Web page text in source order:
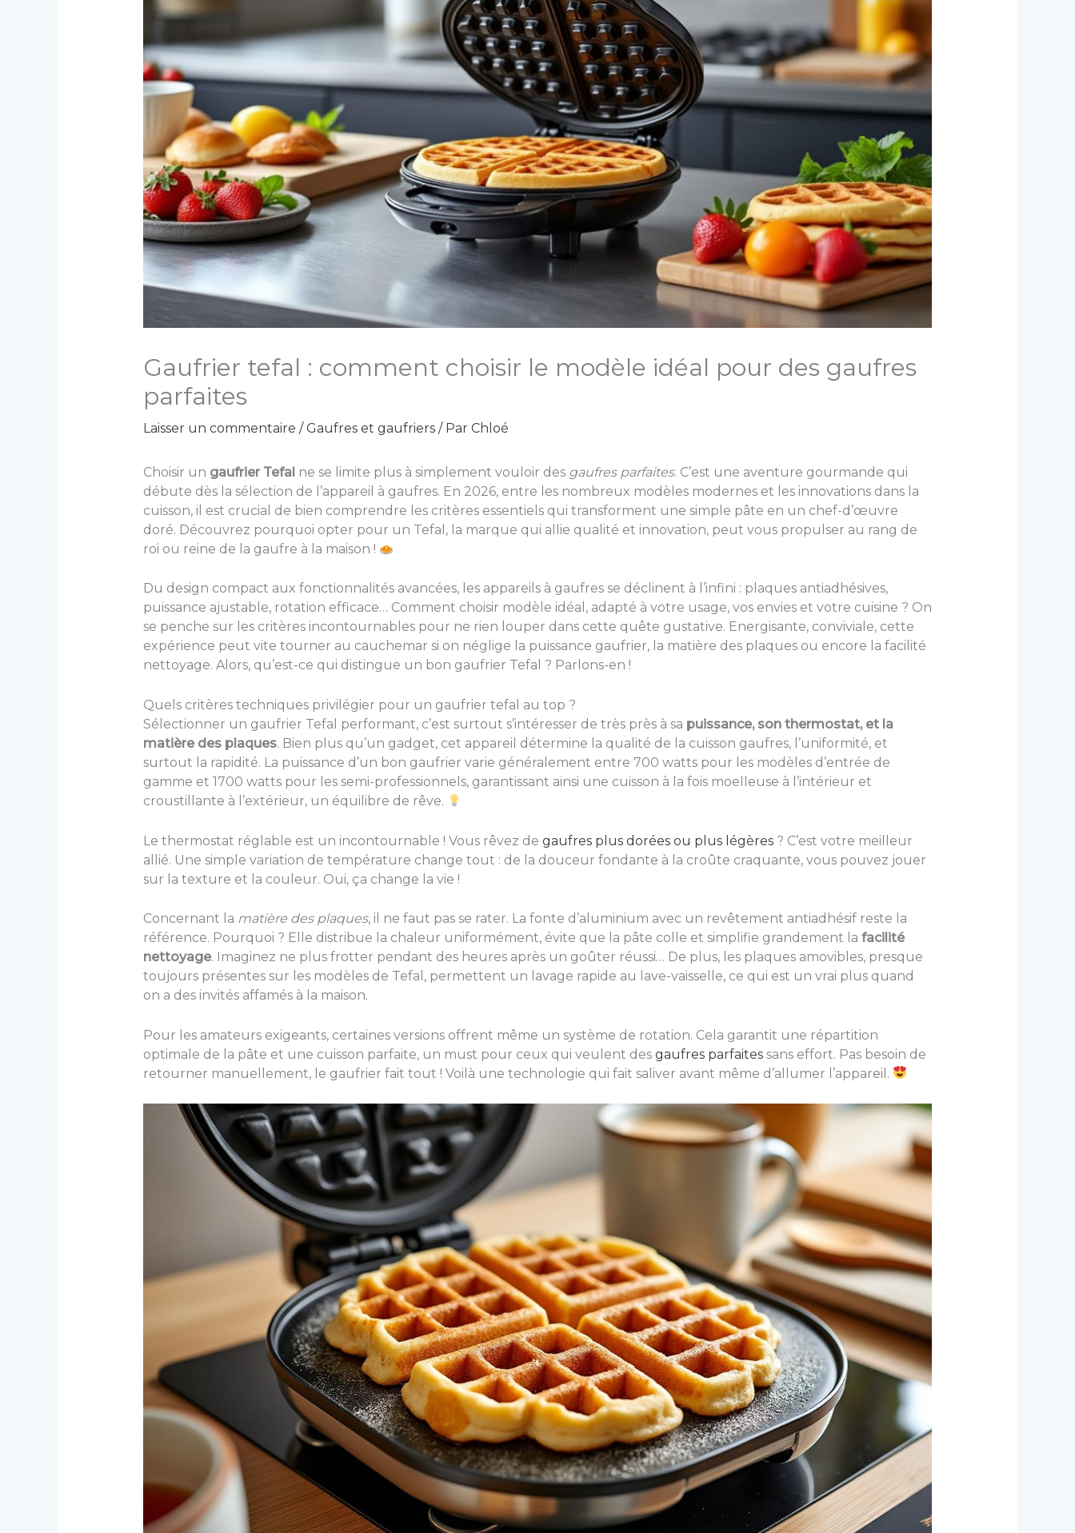
Gaufrier tefal : comment choisir le modèle idéal pour des gaufres
parfaites
Laisser un commentaire /Gaufres et gaufriers/ Par Chloé
Choisir un gaufrier Tefal ne se limite plus à simplement vouloir des gaufres parfaites. C’est une aventure gourmande qui
débute dès la sélection de l’appareil à gaufres. En 2026, entre les nombreux modèles modernes et les innovations dans la
cuisson, il est crucial de bien comprendre les critères essentiels qui transforment une simple pâte en un chef-d’œuvre
doré. Découvrez pourquoi opter pour un Tefal, la marque qui allie qualité et innovation, peut vous propulser au rang de
roi ou reine de la gaufre à la maison !
Du design compact aux fonctionnalités avancées, les appareils à gaufres se déclinent à l’infini : plaques antiadhésives,
puissance ajustable, rotation efficace… Comment choisir modèle idéal, adapté à votre usage, vos envies et votre cuisine ? On
se penche sur les critères incontournables pour ne rien louper dans cette quête gustative. Energisante, conviviale, cette
expérience peut vite tourner au cauchemar si on néglige la puissance gaufrier, la matière des plaques ou encore la facilité
nettoyage. Alors, qu’est-ce qui distingue un bon gaufrier Tefal ? Parlons-en !
Quels critères techniques privilégier pour un gaufrier tefal au top ?
Sélectionner un gaufrier Tefal performant, c’est surtout s’intéresser de très près à sa puissance, son thermostat, et la
matière des plaques. Bien plus qu’un gadget, cet appareil détermine la qualité de la cuisson gaufres, l’uniformité, et
surtout la rapidité. La puissance d’un bon gaufrier varie généralement entre 700 watts pour les modèles d’entrée de
gamme et 1700 watts pour les semi-professionnels, garantissant ainsi une cuisson à la fois moelleuse à l’intérieur et
croustillante à l’extérieur, un équilibre de rêve.
Le thermostat réglable est un incontournable ! Vous rêvez de gaufres plus dorées ou plus légères? C’est votre meilleur
allié. Une simple variation de température change tout : de la douceur fondante à la croûte craquante, vous pouvez jouer
sur la texture et la couleur. Oui, ça change la vie !
Concernant la matière des plaques, il ne faut pas se rater. La fonte d’aluminium avec un revêtement antiadhésif reste la
référence. Pourquoi ? Elle distribue la chaleur uniformément, évite que la pâte colle et simplifie grandement la facilité
nettoyage. Imaginez ne plus frotter pendant des heures après un goûter réussi… De plus, les plaques amovibles, presque
toujours présentes sur les modèles de Tefal, permettent un lavage rapide au lave-vaisselle, ce qui est un vrai plus quand
on a des invités affamés à la maison.
Pour les amateurs exigeants, certaines versions offrent même un système de rotation. Cela garantit une répartition
optimale de la pâte et une cuisson parfaite, un must pour ceux qui veulent des gaufres parfaitessans effort. Pas besoin de
retourner manuellement, le gaufrier fait tout ! Voilà une technologie qui fait saliver avant même d’allumer l’appareil.